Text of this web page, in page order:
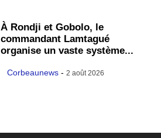
À Rondji et Gobolo, le
commandant Lamtagué
organise un vaste système...
Corbeaunews - 2 août 2026